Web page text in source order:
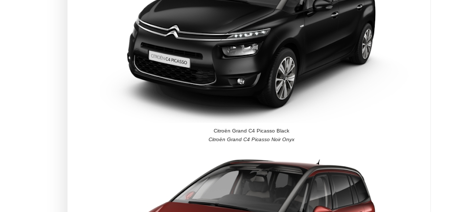
Citroën Grand C4 Picasso Black
Citroën Grand C4 Picasso Noir Onyx